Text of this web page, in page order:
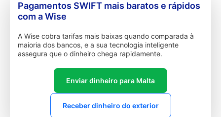
Pagamentos SWIFT mais baratos e rápidos
com a Wise
A Wise cobra tarifas mais baixas quando comparada à
maioria dos bancos, e a sua tecnologia inteligente
assegura que o dinheiro chega rapidamente.
Enviar dinheiro para Malta
Receber dinheiro do exterior